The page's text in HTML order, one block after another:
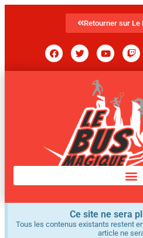
Retourner sur Le
Ce site ne sera
Tous les contenus existants restent
article ne